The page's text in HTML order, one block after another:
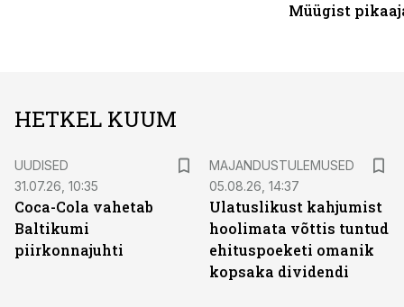
Müügist
HETKEL KUUM
UUDISED
31.07.26, 10:35
Coca-Cola vahetab
Baltikumi
piirkonnajuhti
MAJANDUSTULEMUSED
05.08.26, 14:37
Ulatuslikust kahjumist
hoolimata võttis tuntud
ehituspoeketi omanik
kopsaka dividendi